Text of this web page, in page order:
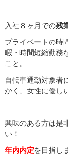
入社８ヶ月での残
プライベートの時
暇・時間短縮勤務
こと。
自転車通勤対象者
かく、女性に優し
興味のある方は是
い！
年内内定を目指し